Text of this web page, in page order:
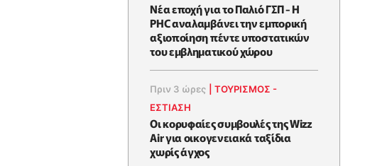
Νέα εποχή για το Παλιό ΓΣΠ - Η
PHC αναλαμβάνει την εμπορική
αξιοποίηση πέντε υποστατικών
του εμβληματικού χώρου
Πριν 3 ώρες |ΤΟΥΡΙΣΜΟΣ -
ΕΣΤΙΑΣΗ
Οι κορυφαίες συμβουλές της Wizz
Air για οικογενειακά ταξίδια
χωρίς άγχος